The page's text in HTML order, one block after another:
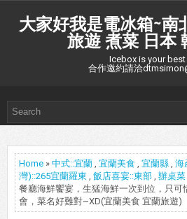
大家好我是電冰箱~南
旅遊 煮菜 日本
Icebox is your
合作邀約請洽
Home » 中式::宜蘭 , 宜蘭美食 , 宜蘭縣 , 海
灣)::265宜蘭羅東 , 飯店喜宴::東部 , 辦桌菜
餐廳海鮮饗宴，生猛海鮮一次到位，只可
會，菜名好難對~XD(宜蘭美食 宜蘭旅遊)